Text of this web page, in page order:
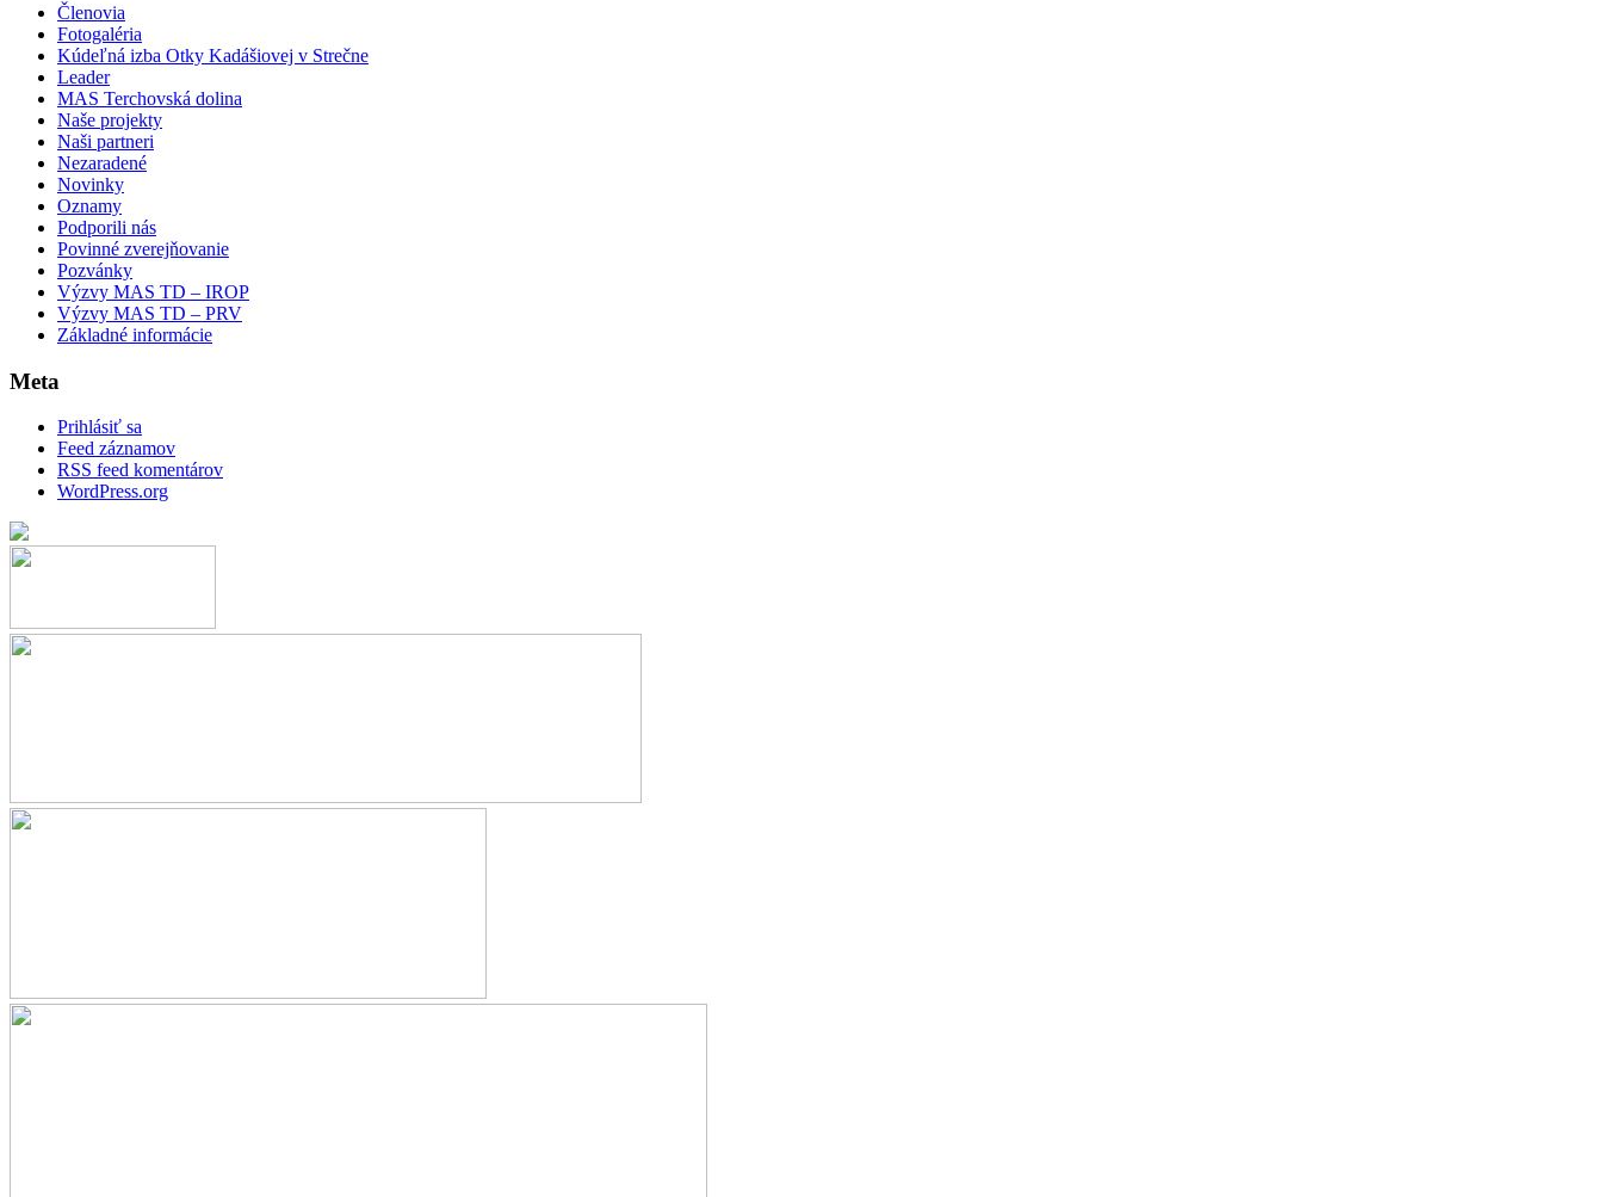
Členovia
Fotogaléria
Kúdeľná izba Otky Kadášiovej v Strečne
Leader
MAS Terchovská dolina
Naše projekty
Naši partneri
Nezaradené
Novinky
Oznamy
Podporili nás
Povinné zverejňovanie
Pozvánky
Výzvy MAS TD – IROP
Výzvy MAS TD – PRV
Základné informácie
Meta
Prihlásiť sa
Feed záznamov
RSS feed komentárov
WordPress.org